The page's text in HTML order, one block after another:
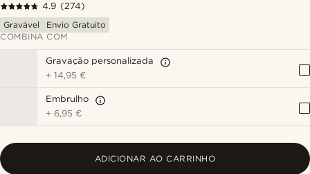
4.9 (274)
Gravável
Envio Gratuito
COMBINA COM
Gravação personalizada
+14,95 €
Embrulho
+6,95 €
ADICIONAR AO CARRINHO